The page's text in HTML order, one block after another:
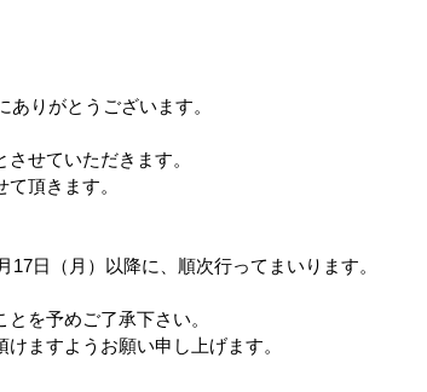
りがとうございます。
せていただきます。
頂きます。
日（月）以降に、順次行ってまいります。
を予めご了承下さい。
ますようお願い申し上げます。